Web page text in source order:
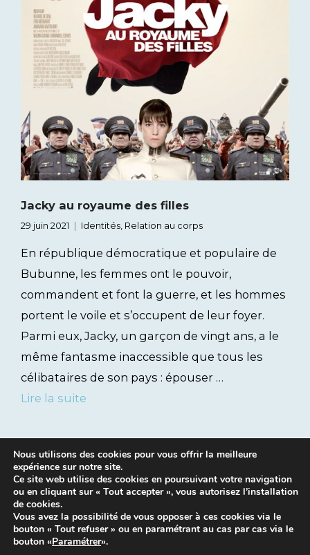
Jacky au royaume des filles
29 juin 2021 Identités, Relation au corps
En république démocratique et populaire de
Bubunne, les femmes ont le pouvoir,
commandent et font la guerre, et les hommes
portent le voile et s’occupent de leur foyer.
Parmi eux, Jacky, un garçon de vingt ans, a le
même fantasme inaccessible que tous les
célibataires de son pays : épouser …
Lire la suite
Mentions légales
Nous utilisons des cookies pour vous offrir la meilleure
expérience sur notre site.
Ce site web utilise des cookies en poursuivant votre navigation
ou en cliquant sur « Tout accepter », vous autorisez l’installation
de cookies.
Vous avez la possibilité de vous opposer à ces cookies via le
bouton « Tout refuser » ou en paramétrant au cas par cas via le
bouton «Paramétrer».